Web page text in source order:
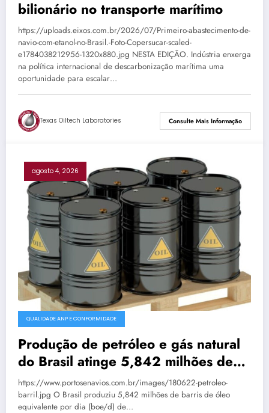
bilionário no transporte marítimo
https://uploads.eixos.com.br/2026/07/Primeiro-abastecimento-de-
navio-com-etanol-no-Brasil.-Foto-Copersucar-scaled-
e1784038212956-1320x880.jpg NESTA EDIÇÃO. Indústria enxerga
na política internacional de descarbonização marítima uma
oportunidade para escalar…
Texas Oiltech Laboratories Consulte Mais Informação
agosto 4, 2026
QUALIDADE ANP E CONFORMIDADE
Produção de petróleo e gás natural
do Brasil atinge 5,842 milhões de
boe/d em junho
https://www.portosenavios.com.br/images/180622-petroleo-
barril.jpg O Brasil produziu 5,842 milhões de barris de óleo
equivalente por dia (boe/d) de…